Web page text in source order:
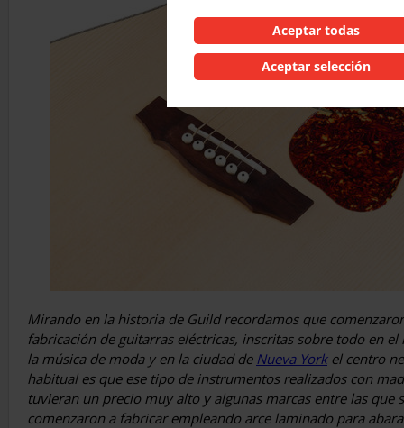
Mirando en la historia de Guild recordamos que
fabricación de guitarras eléctricas, inscritas sobre todo en
la música de moda y en la ciudad de Nueva Yorkel centro
habitual es que ese tipo de instrumentos realizados con
tuvieran un precio muy alto y algunas marcas entre las que
comenzaron a fabricar empleando arce laminado para
Aceptar todas
Aceptar selección